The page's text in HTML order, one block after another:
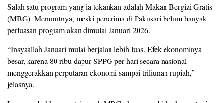
Salah satu program yang ia tekankan adalah Makan Bergizi Gratis
(MBG). Menurutnya, meski penerima di Pakusari belum banyak,
perluasan program akan dimulai Januari 2026.
“Insyaallah Januari mulai berjalan lebih luas. Efek ekonominya
besar, karena 80 ribu dapur SPPG per hari secara nasional
menggerakkan perputaran ekonomi sampai triliunan rupiah,”
jelasnya.